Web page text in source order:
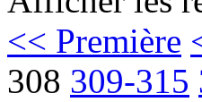
<< Première
308 309-315